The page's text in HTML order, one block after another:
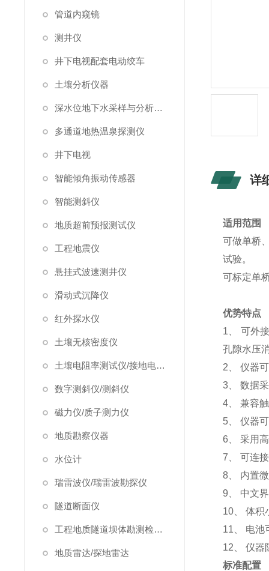
管道内窥镜
测井仪
井下电视配套电动绞车
土壤分析仪器
深水位地下水采样与分析系统
多通道地热温泉探测仪
井下电视
智能倾角振动传感器
智能测斜仪
地质超前预报测试仪
工程地震仪
悬挂式波速测井仪
滑动式沉降仪
红外探水仪
土壤无核密度仪
土壤电阻率测试仪/接地电阻测试仪
数字测斜仪/测斜仪
磁力仪/质子测力仪
地质勘察仪器
水位计
瑞雷波仪/瑞雷波勘探仪
隧道断面仪
工程地质隧道坝体勘测检测仪器
地质雷达/探地雷达
详
适用范围
可做单桥
试验。
可标定单
优势特点
1、 可外
孔隙水压
2、 仪器
3、 数据
4、 兼容
5、 仪器
6、 采用
7、 可连
8、 内置
9、 中文
10、 体积
11、 电池
12、 仪器
标准配置